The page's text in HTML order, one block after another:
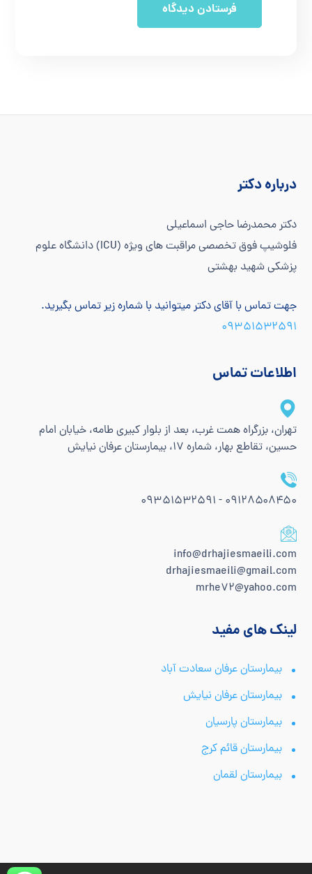
درباره دکتر
دکتر محمدرضا حاجی اسماعیلی
فلوشیپ فوق تخصصی مراقبت های ویژه (ICU) دانشگاه علوم
پزشکی شهید بهشتی
جهت تماس با آقای دکتر میتوانید با شماره زیر تماس بگیرید.
۰۹۳۵۱۵۳۲۵۹۱
اطلاعات تماس
تهران، بزرگراه همت غرب، بعد از بلوار کبیری طامه، خیابان امام
حسین، تقاطع بهار، شماره 17، بیمارستان عرفان نیایش
۰۹۱۲۸۵۰۸۴۵۰ - ۰۹۳۵۱۵۳۲۵۹۱
info@drhajiesmaeili.com
drhajiesmaeili@gmail.com
mrhe72@yahoo.com
لینک های مفید
بیمارستان عرفان سعادت آباد
بیمارستان عرفان نیایش
بیمارستان پارسیان
بیمارستان قائم کرج
بیمارستان لقمان